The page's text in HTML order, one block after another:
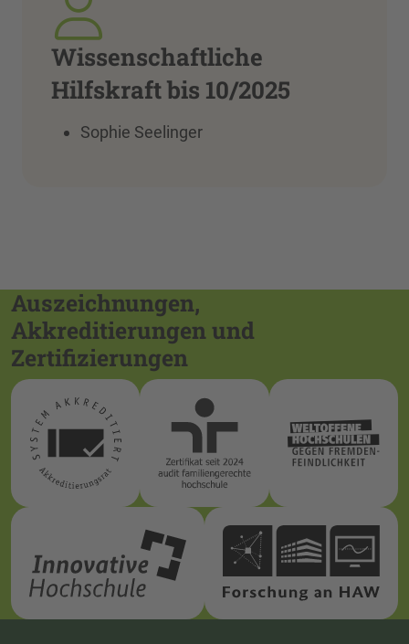
Wissenschaftliche
Hilfskraft bis 10/2025
Sophie Seelinger
Auszeichnungen,
Akkreditierungen und
Zertifizierungen